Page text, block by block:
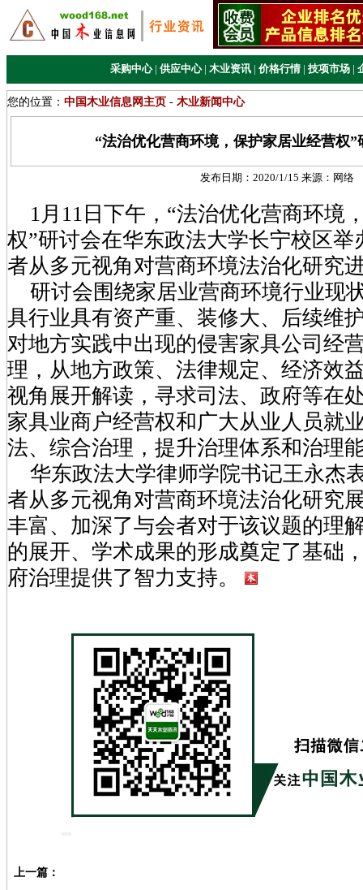
采购中心 | 供应中心 | 木业资讯 | 价格行情 | 技项市场 |
您的位置： 中国木业信息网主页 - 木业新闻中心
“法治优化营商环境，保护家居业经营权
发布日期：2020/1/15 来源： 网络
1月11日下午，“法治优化营商环境
权”研讨会在华东政法大学长宁校区举
者从多元视角对营商环境法治化研究
研讨会围绕家居业营商环境行业现
具行业具有资产重、装修大、后续维
对地方实践中出现的侵害家具公司经
理，从地方政策、法律规定、经济效
视角展开解读，寻求司法、政府等在
家具业商户经营权和广大从业人员就
法、综合治理，提升治理体系和治理
华东政法大学律师学院书记王永杰
者从多元视角对营商环境法治化研究
丰富、加深了与会者对于该议题的理
的展开、学术成果的形成奠定了基础
府治理提供了智力支持。
上一篇：